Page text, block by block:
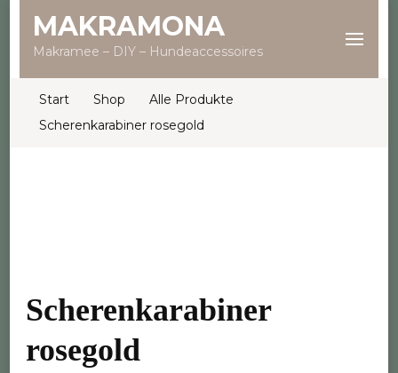
MAKRAMONA
Makramee – DIY – Hundeaccessoires
Start Shop
Alle Produkte
Scherenkarabiner rosegold
Scherenkarabiner
rosegold